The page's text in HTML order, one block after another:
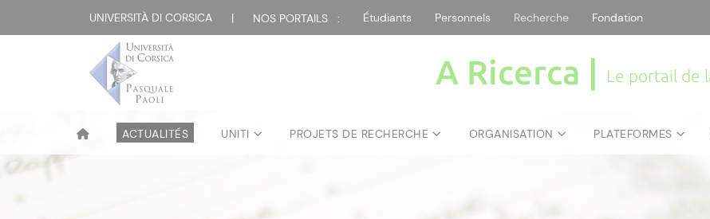
UNIVERSITÀ DI CORSICA | NOS PORTAILS : Étudiants Personnels Recherche Fondation
A Ricerca | Le portail de
ACTUALITÉS UNITI PROJETS DE RECHERCHE ORGANISATION PLATEFORMES